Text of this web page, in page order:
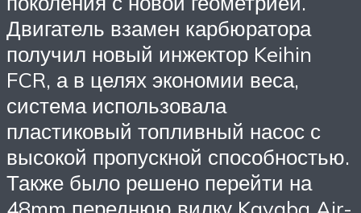
Двигатель взамен карбюратора
получил новый инжектор Keihin
FCR, а в целях экономии веса,
система использовала
пластиковый топливный насос с
высокой пропускной способностью.
Также было решено перейти на
48mm переднюю вилку Kayaba Air-